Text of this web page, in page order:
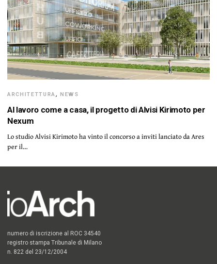
ARCHITETTURA,NEWS
Al lavoro come a casa, il progetto di Alvisi Kirimoto per
Nexum
Lo studio Alvisi Kirimoto ha vinto il concorso a inviti lanciato da Ares
per il…
numero di iscrizione al ROC 34540
registro stampa Tribunale di Milano
n. 822 del 23/12/2004